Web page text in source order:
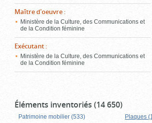
Maître d'oeuvre :
Ministère de la Culture, des Communications et
de la Condition féminine
Exécutant :
Ministère de la Culture, des Communications et
de la Condition féminine
Éléments inventoriés (14 650)
Patrimoine mobilier (533) Plaques